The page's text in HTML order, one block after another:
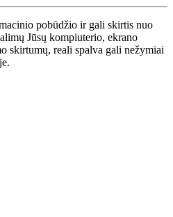
pobūdžio ir gali skirtis nuo
Jūsų kompiuterio, ekrano
skirtumų, reali spalva gali nežymiai